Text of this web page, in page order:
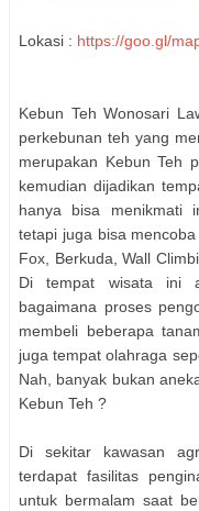
Lokasi : https://goo.gl/
Kebun Teh Wonosari
perkebunan teh yang
merupakan Kebun Teh
kemudian dijadikan
hanya bisa menikmati
tetapi juga bisa
Fox, Berkuda, Wall
Di tempat wisata ini
bagaimana proses
membeli beberapa
juga tempat olahraga
Nah, banyak bukan
Kebun Teh ?
Di sekitar kawasan
terdapat fasilitas
untuk bermalam saat